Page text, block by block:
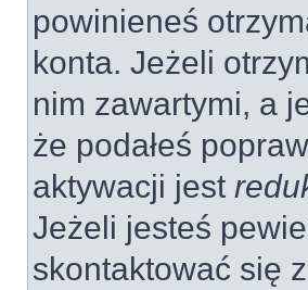
powinieneś
konta. Jeżeli
nim zawartymi, a
że podałeś
aktywacji jest
Jeżeli jesteś
skontaktować się